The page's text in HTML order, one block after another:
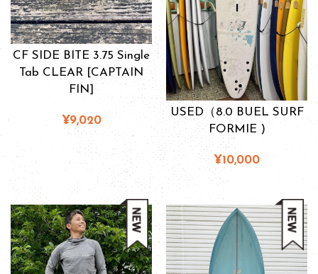
CF SIDE BITE 3.75 Single
Tab CLEAR [CAPTAIN
FIN]
¥9,020
USED（8.0 BUEL SURF
FORMIE )
¥10,000